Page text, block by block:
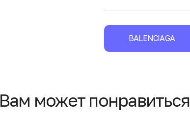
BALENCIAGA
Вам может понравиться